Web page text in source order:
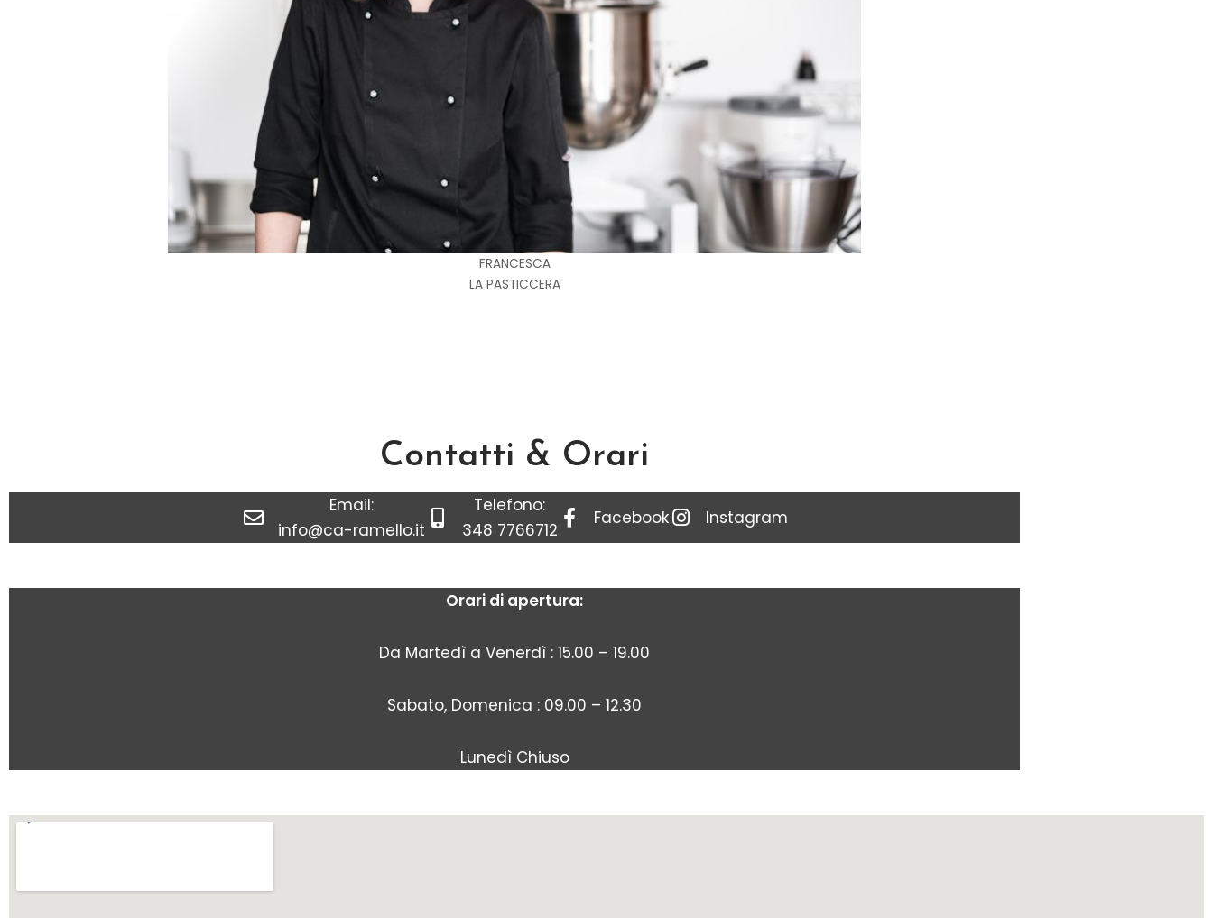
FRANCESCA
LA PASTICCERA
Contatti & Orari
Email:
info@ca-ramello.it
Telefono:
348 7766712
Facebook Instagram
Orari di apertura:
Da Martedì a Venerdì : 15.00 – 19.00
Sabato, Domenica : 09.00 – 12.30
Lunedì Chiuso